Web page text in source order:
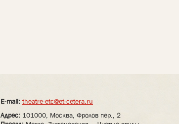
E-mail: theatre-etc@et-cetera.ru
Адрес: 101000, Москва, Фролов пер., 2